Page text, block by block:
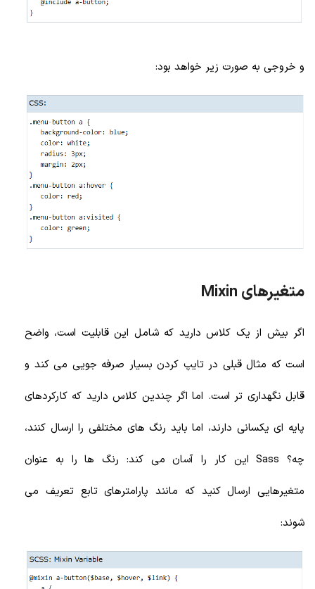
و خروجی به صورت زیر خواهد بود:
متغیرهای Mixin
اگر بیش از یک کلاس دارید که شامل این قابلیت است، واضح
است که مثال قبلی در تایپ کردن بسیار صرفه جویی می کند و
قابل نگهداری تر است. اما اگر چندین کلاس دارید که کارکردهای
پایه ای یکسانی دارند، اما باید رنگ های مختلفی را ارسال کنند،
چه؟ Sass این کار را آسان می کند: رنگ ها را به عنوان
متغیرهایی ارسال کنید که مانند پارامترهای تابع تعریف می
شوند: